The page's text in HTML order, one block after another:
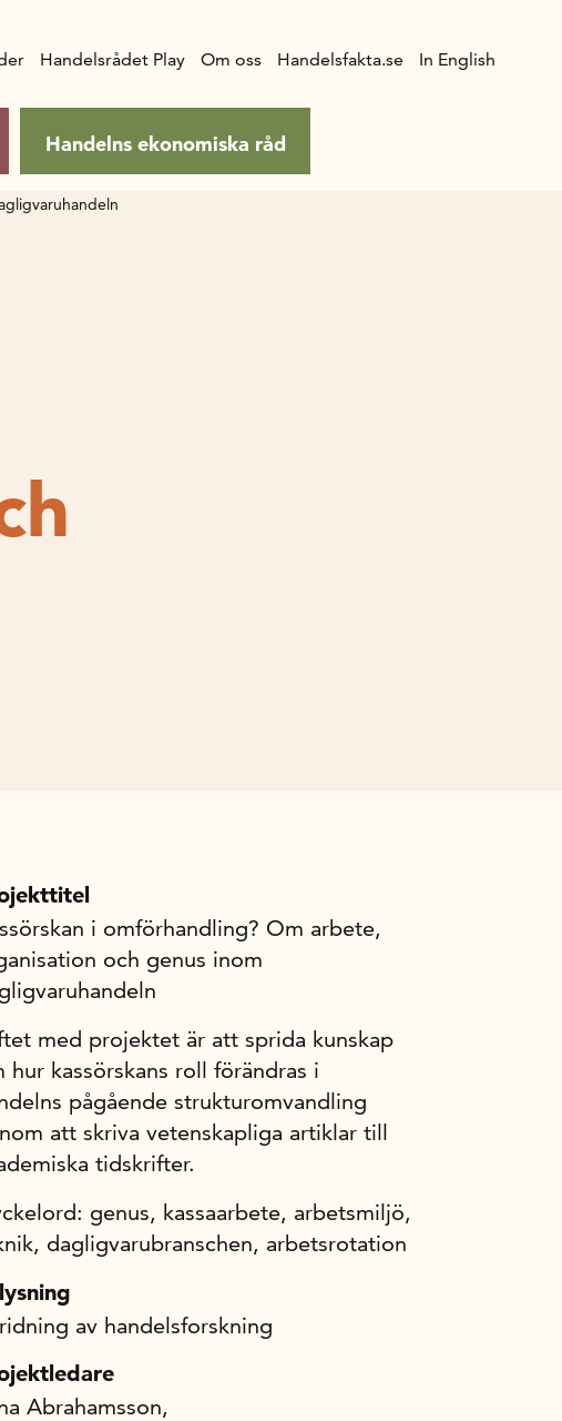
Handelns ekonomiska råd
Handelsrådet Play Om oss Handelsfakta.se In English
i omförhandling? Om arbete,
och genus inom
med projektet är att sprida kunskap
hur kassörskans roll förändras i
pågående strukturomvandling
att skriva vetenskapliga artiklar till
tidskrifter.
genus, kassaarbete, arbetsmiljö,
dagligvarubranschen, arbetsrotation
av handelsforskning
Abrahamsson,